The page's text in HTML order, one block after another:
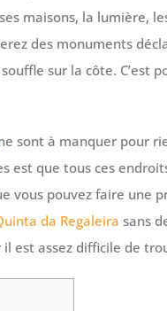
maisons, la lumière,
des monuments
sur la côte. C’est
sont à manquer pour
est que tous ces
vous pouvez faire une
da Regaleira sans
est assez difficile de